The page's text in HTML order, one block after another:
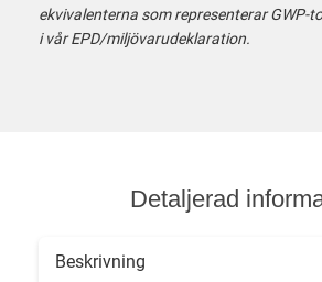
ekvivalenterna som representerar GWP-
i vår EPD/miljövarudeklaration.
Detaljerad
Beskrivning